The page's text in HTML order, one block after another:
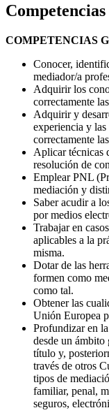
Competencias
COMPETENCIAS
Conocer,
mediador/a
Adquirir los
correctamente
Adquirir y
experiencia y las
correctamente
Aplicar técnicas
resolución de
Emplear PNL
mediación y
Saber acudir a
por medios
Trabajar en
aplicables a la
misma.
Dotar de las
formen como
como tal.
Obtener las
Unión Europea
Profundizar en
desde un ámbito
título y,
través de otros
tipos de
familiar, penal,
seguros,